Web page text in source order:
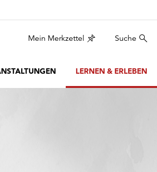
Mein Merkzettel Suche
LERNEN & ERLEBEN